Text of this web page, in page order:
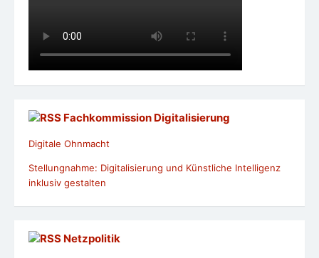
Fachkommission Digitalisierung
Digitale Ohnmacht
Stellungnahme: Digitalisierung und Künstliche Intelligenz
inklusiv gestalten
Netzpolitik